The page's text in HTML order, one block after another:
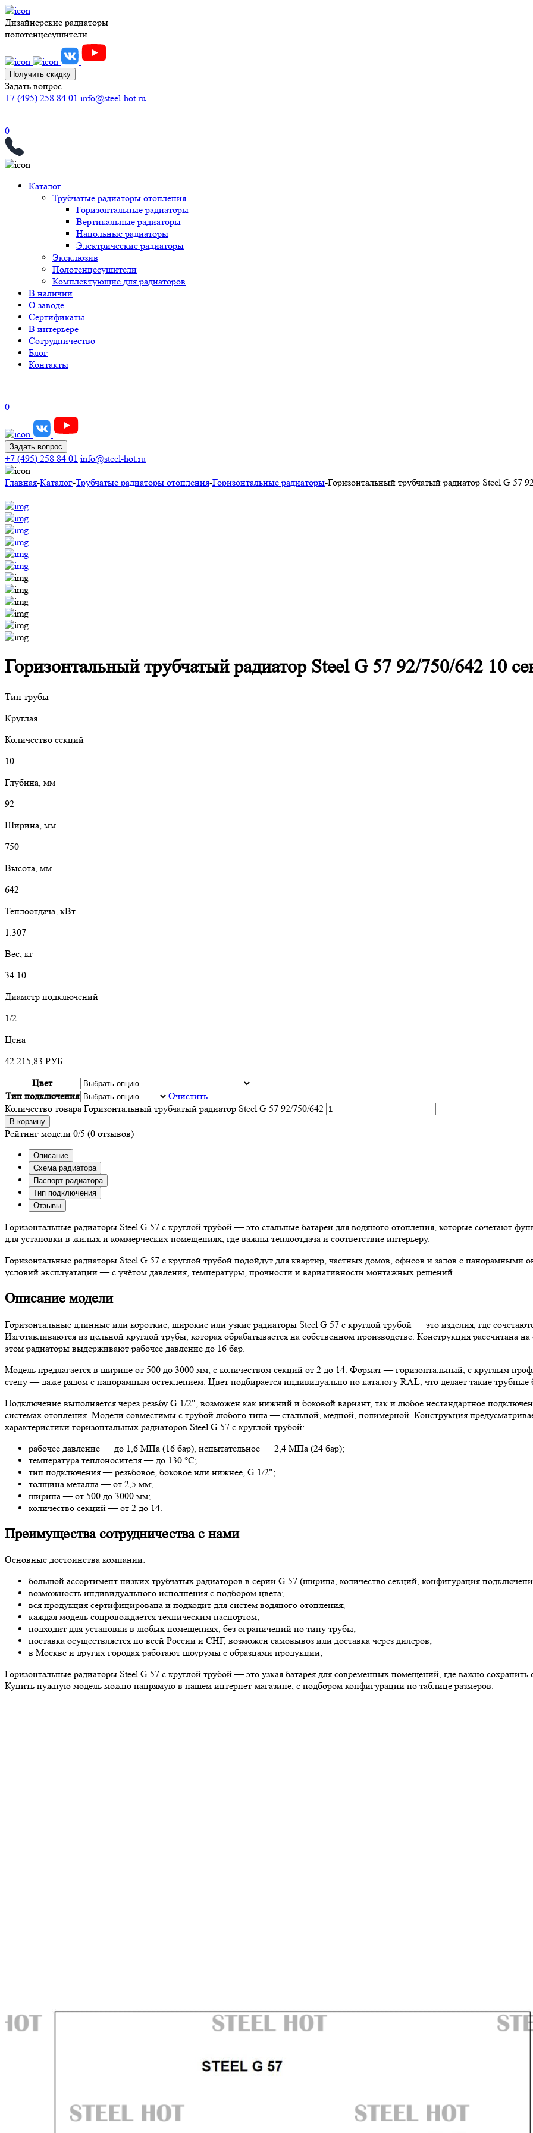
Дизайнерские радиаторы
полотенцесушители
Получить скидку
Задать вопрос
+7 (495) 258 84 01 info@steel-hot.ru
0
Каталог
Трубчатые радиаторы отопления
Горизонтальные радиаторы
Вертикальные радиаторы
Напольные радиаторы
Электрические радиаторы
Эксклюзив
Полотенцесушители
Комплектующие для радиаторов
В наличии
О заводе
Сертификаты
В интерьере
Сотрудничество
Блог
Контакты
0
Задать вопрос
+7 (495) 258 84 01 info@steel-hot.ru
Главная-Каталог-Трубчатые радиаторы отопления-Горизонтальные радиаторы-Горизонтальный трубчатый радиатор Steel G 57
Горизонтальный трубчатый радиатор Steel G 57 92/750/642 10
Тип трубы
Круглая
Количество секций
10
Глубина, мм
92
Ширина, мм
750
Высота, мм
642
Теплоотдача, кВт
1.307
Вес, кг
34.10
Диаметр подключений
1/2
Цена
42 215,83 РУБ
Цвет
Тип подключения
Очистить
Количество товара Горизонтальный трубчатый радиатор Steel G 57 92/750/642
В корзину
Рейтинг модели 0/5 (0 отзывов)
Описание
Схема радиатора
Паспорт радиатора
Тип подключения
Отзывы
Горизонтальные радиаторы Steel G 57 с круглой трубой — это стальные батареи для водяного отопления, которые сочетают
для установки в жилых и коммерческих помещениях, где важны теплоотдача и соответствие интерьеру.
Горизонтальные радиаторы Steel G 57 с круглой трубой подойдут для квартир, частных домов, офисов и залов с панорамными
условий эксплуатации — с учётом давления, температуры, прочности и вариативности монтажных решений.
Описание модели
Горизонтальные длинные или короткие, широкие или узкие радиаторы Steel G 57 с круглой трубой — это изделия, где
Изготавливаются из цельной круглой трубы, которая обрабатывается на собственном производстве. Конструкция рассчитана
этом радиаторы выдерживают рабочее давление до 16 бар.
Модель предлагается в ширине от 500 до 3000 мм, с количеством секций от 2 до 14. Формат — горизонтальный, с круглым
стену — даже рядом с панорамным остеклением. Цвет подбирается индивидуально по каталогу RAL, что делает такие трубные
Подключение выполняется через резьбу G 1/2", возможен как нижний и боковой вариант, так и любое нестандартное
системах отопления. Модели совместимы с трубой любого типа — стальной, медной, полимерной. Конструкция
характеристики горизонтальных радиаторов Steel G 57 с круглой трубой:
рабочее давление — до 1,6 МПа (16 бар), испытательное — 2,4 МПа (24 бар);
температура теплоносителя — до 130 °С;
тип подключения — резьбовое, боковое или нижнее, G 1/2";
толщина металла — от 2,5 мм;
ширина — от 500 до 3000 мм;
количество секций — от 2 до 14.
Преимущества сотрудничества с нами
Основные достоинства компании:
большой ассортимент низких трубчатых радиаторов в серии G 57 (ширина, количество секций, конфигурация
возможность индивидуального исполнения с подбором цвета;
вся продукция сертифицирована и подходит для систем водяного отопления;
каждая модель сопровождается техническим паспортом;
подходит для установки в любых помещениях, без ограничений по типу трубы;
поставка осуществляется по всей России и СНГ, возможен самовывоз или доставка через дилеров;
в Москве и других городах работают шоурумы с образцами продукции;
Горизонтальные радиаторы Steel G 57 с круглой трубой — это узкая батарея для современных помещений, где важно сохранить
Купить нужную модель можно напрямую в нашем интернет-магазине, с подбором конфигурации по таблице размеров.